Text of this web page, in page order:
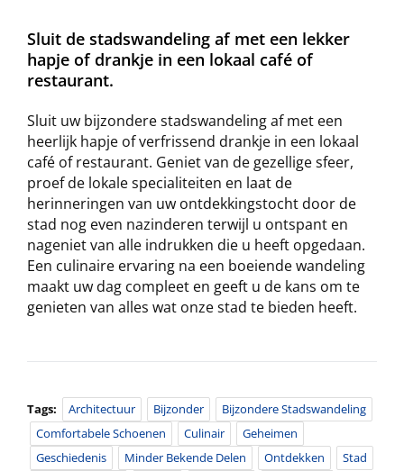
Sluit de stadswandeling af met een lekker
hapje of drankje in een lokaal café of
restaurant.
Sluit uw bijzondere stadswandeling af met een
heerlijk hapje of verfrissend drankje in een lokaal
café of restaurant. Geniet van de gezellige sfeer,
proef de lokale specialiteiten en laat de
herinneringen van uw ontdekkingstocht door de
stad nog even nazinderen terwijl u ontspant en
nageniet van alle indrukken die u heeft opgedaan.
Een culinaire ervaring na een boeiende wandeling
maakt uw dag compleet en geeft u de kans om te
genieten van alles wat onze stad te bieden heeft.
Tags: Architectuur Bijzonder
Bijzondere Stadswandeling
Comfortabele Schoenen
Culinair
Geheimen
Geschiedenis
Minder Bekende Delen Ontdekken
Stad